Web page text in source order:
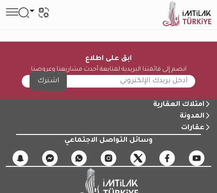
ابق على اطلاع
انضم إلى قائمتنا البريدية لمتابعة أحدث مشاريعنا وعروضنا
اشترك
امتلاك العقارية
المدونة
عقارات
وسائل التواصل الاجتماعي